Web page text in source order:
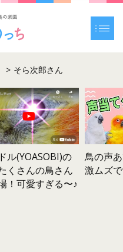
> そら次郎さん
ル(YOASOBI)の
くさんの鳥さん
！可愛すぎる〜♪
鳥の声
激ムズ